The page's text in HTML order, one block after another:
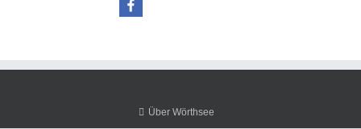
Über Wörthsee